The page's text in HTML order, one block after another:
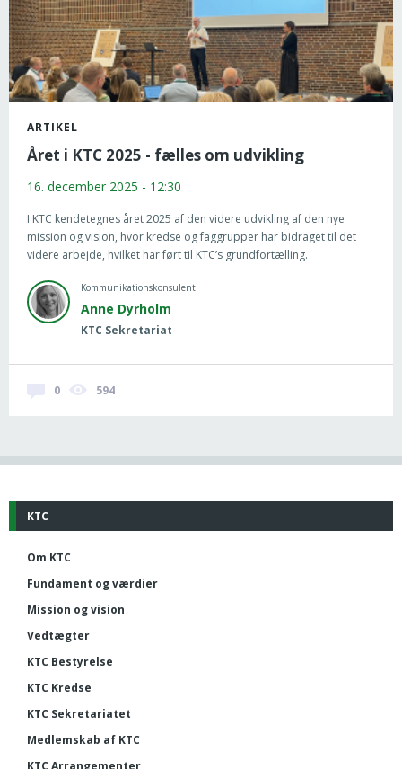
ARTIKEL
Året i KTC 2025 - fælles om udvikling
16. december 2025 - 12:30
I KTC kendetegnes året 2025 af den videre udvikling af den nye
mission og vision, hvor kredse og faggrupper har bidraget til det
videre arbejde, hvilket har ført til KTC’s grundfortælling.
Kommunikationskonsulent
Anne Dyrholm
KTC Sekretariat
0 594
KTC
Om KTC
Fundament og værdier
Mission og vision
Vedtægter
KTC Bestyrelse
KTC Kredse
KTC Sekretariatet
Medlemskab af KTC
KTC Arrangementer